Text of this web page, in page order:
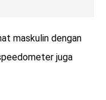
maskulin dengan
juga